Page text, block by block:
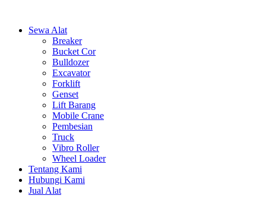
Sewa Alat
Breaker
Bucket Cor
Bulldozer
Excavator
Forklift
Genset
Lift Barang
Mobile Crane
Pembesian
Truck
Vibro Roller
Wheel Loader
Tentang Kami
Hubungi Kami
Jual Alat